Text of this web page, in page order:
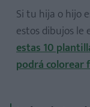
Si tu hija o hijo
estos dibujos le
estas 10
podrá colorear